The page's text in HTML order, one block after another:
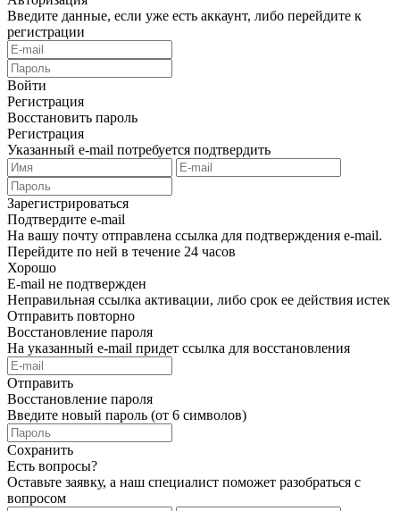
Введите данные, если уже есть аккаунт, либо перейдите к
регистрации
Войти
Регистрация
Восстановить пароль
Регистрация
Указанный e-mail потребуется подтвердить
Зарегистрироваться
Подтвердите e-mail
На вашу почту отправлена ссылка для подтверждения e-mail.
Перейдите по ней в течение 24 часов
Хорошо
E-mail не подтвержден
Неправильная ссылка активации, либо срок ее действия истек
Отправить повторно
Восстановление пароля
На указанный e-mail придет ссылка для восстановления
Отправить
Восстановление пароля
Введите новый пароль (от 6 символов)
Сохранить
Есть вопросы?
Оставьте заявку, а наш специалист поможет разобраться с
вопросом